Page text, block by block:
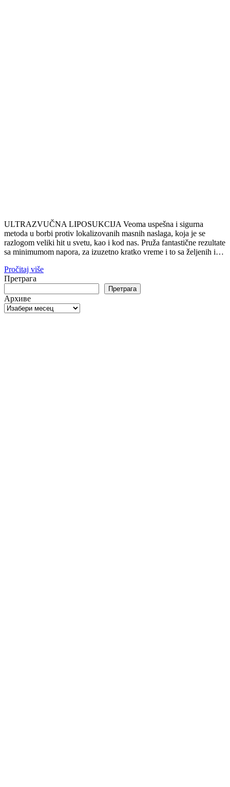
ULTRAZVUČNA LIPOSUKCIJA Veoma uspešna i sigurna
metoda u borbi protiv lokalizovanih masnih naslaga, koja je se
razlogom veliki hit u svetu, kao i kod nas. Pruža fantastične rezultate
sa minimumom napora, za izuzetno kratko vreme i to sa željenih i…
Pročitaj više
Претрага
Претрага
Архиве